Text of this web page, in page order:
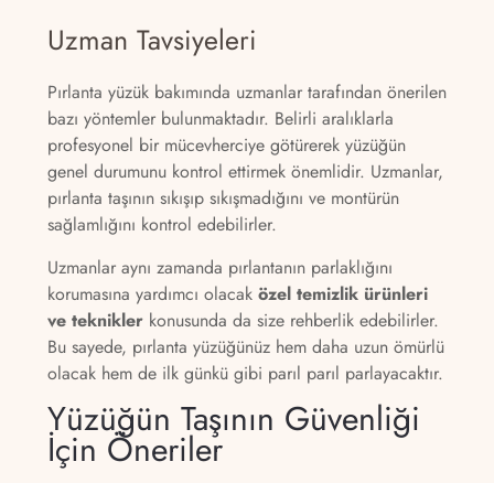
Uzman Tavsiyeleri
Pırlanta yüzük bakımında uzmanlar tarafından önerilen
bazı yöntemler bulunmaktadır. Belirli aralıklarla
profesyonel bir mücevherciye götürerek yüzüğün
genel durumunu kontrol ettirmek önemlidir. Uzmanlar,
pırlanta taşının sıkışıp sıkışmadığını ve montürün
sağlamlığını kontrol edebilirler.
Uzmanlar aynı zamanda pırlantanın parlaklığını
korumasına yardımcı olacak özel temizlik ürünleri
ve teknikler konusunda da size rehberlik edebilirler.
Bu sayede, pırlanta yüzüğünüz hem daha uzun ömürlü
olacak hem de ilk günkü gibi parıl parıl parlayacaktır.
Yüzüğün Taşının Güvenliği
İçin Öneriler